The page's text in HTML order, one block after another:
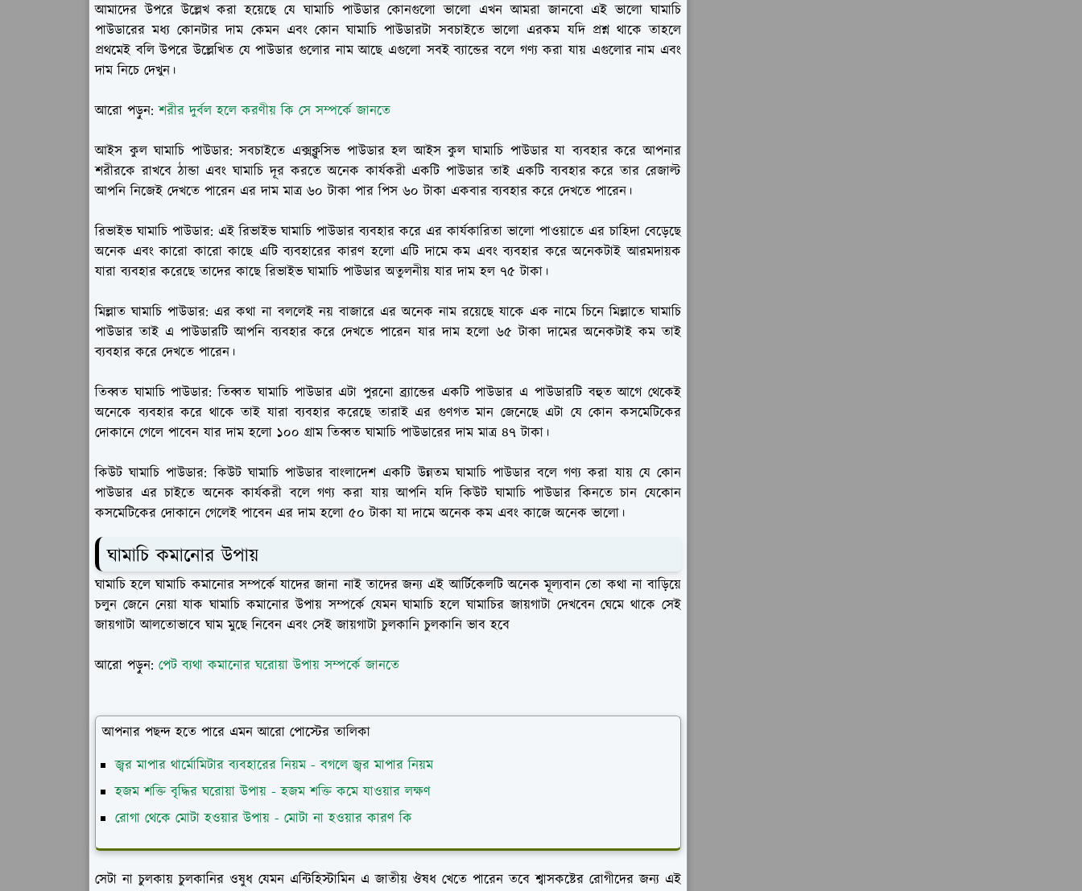
আমাদের উপরে উল্লেখ করা হয়েছে যে ঘামাচি পাউডার কোনগুলো ভালো এখন আমরা জানবো এই ভালো ঘামাচি
পাউডারের মধ্য কোনটার দাম কেমন এবং কোন ঘামাচি পাউডারটা সবচাইতে ভালো এরকম যদি প্রশ্ন থাকে তাহলে
প্রথমেই বলি উপরে উল্লেখিত যে পাউডার গুলোর নাম আছে এগুলো সবই ব্যান্ডের বলে গণ্য করা যায় এগুলোর নাম এবং
দাম নিচে দেখুন।
আরো পড়ুন:শরীর দুর্বল হলে করণীয় কি সে সম্পর্কে জানতে
আইস কুল ঘামাচি পাউডার: সবচাইতে এক্সক্লুসিভ পাউডার হল আইস কুল ঘামাচি পাউডার যা ব্যবহার করে আপনার
শরীরকে রাখবে ঠান্ডা এবং ঘামাচি দূর করতে অনেক কার্যকরী একটি পাউডার তাই একটি ব্যবহার করে তার রেজাল্ট
আপনি নিজেই দেখতে পারেন এর দাম মাত্র ৬০ টাকা পার পিস ৬০ টাকা একবার ব্যবহার করে দেখতে পারেন।
রিভাইভ ঘামাচি পাউডার: এই রিভাইভ ঘামাচি পাউডার ব্যবহার করে এর কার্যকারিতা ভালো পাওয়াতে এর চাহিদা বেড়েছে
অনেক এবং কারো কারো কাছে এটি ব্যবহারের কারণ হলো এটি দামে কম এবং ব্যবহার করে অনেকটাই আরমদায়ক
যারা ব্যবহার করেছে তাদের কাছে রিভাইভ ঘামাচি পাউডার অতুলনীয় যার দাম হল ৭৫ টাকা।
মিল্লাত ঘামাচি পাউডার: এর কথা না বললেই নয় বাজারে এর অনেক নাম রয়েছে যাকে এক নামে চিনে মিল্লাতে ঘামাচি
পাউডার তাই এ পাউডারটি আপনি ব্যবহার করে দেখতে পারেন যার দাম হলো ৬৫ টাকা দামের অনেকটাই কম তাই
ব্যবহার করে দেখতে পারেন।
তিব্বত ঘামাচি পাউডার: তিব্বত ঘামাচি পাউডার এটা পুরনো ব্র্যান্ডের একটি পাউডার এ পাউডারটি বহুত আগে থেকেই
অনেকে ব্যবহার করে থাকে তাই যারা ব্যবহার করেছে তারাই এর গুণগত মান জেনেছে এটা যে কোন কসমেটিকের
দোকানে গেলে পাবেন যার দাম হলো ১০০ গ্রাম তিব্বত ঘামাচি পাউডারের দাম মাত্র ৪৭ টাকা।
কিউট ঘামাচি পাউডার: কিউট ঘামাচি পাউডার বাংলাদেশ একটি উন্নতম ঘামাচি পাউডার বলে গণ্য করা যায় যে কোন
পাউডার এর চাইতে অনেক কার্যকরী বলে গণ্য করা যায় আপনি যদি কিউট ঘামাচি পাউডার কিনতে চান যেকোন
কসমেটিকের দোকানে গেলেই পাবেন এর দাম হলো ৫০ টাকা যা দামে অনেক কম এবং কাজে অনেক ভালো।
ঘামাচি কমানোর উপায়
ঘামাচি হলে ঘামাচি কমানোর সম্পর্কে যাদের জানা নাই তাদের জন্য এই আর্টিকেলটি অনেক মূল্যবান তো কথা না বাড়িয়ে
চলুন জেনে নেয়া যাক ঘামাচি কমানোর উপায় সম্পর্কে যেমন ঘামাচি হলে ঘামাচির জায়গাটা দেখবেন ঘেমে থাকে সেই
জায়গাটা আলতোভাবে ঘাম মুছে নিবেন এবং সেই জায়গাটা চুলকানি চুলকানি ভাব হবে
আরো পড়ুন: পেট ব্যথা কমানোর ঘরোয়া উপায় সম্পর্কে জানতে
আপনার পছন্দ হতে পারে এমন আরো পোস্টের তালিকা
জ্বর মাপার থার্মোমিটার ব্যবহারের নিয়ম - বগলে জ্বর মাপার নিয়ম
হজম শক্তি বৃদ্ধির ঘরোয়া উপায় - হজম শক্তি কমে যাওয়ার লক্ষণ
রোগা থেকে মোটা হওয়ার উপায় - মোটা না হওয়ার কারণ কি
সেটা না চুলকায় চুলকানির ওষুধ যেমন এন্টিহিস্টামিন এ জাতীয় ঔষধ খেতে পারেন তবে শ্বাসকষ্টের রোগীদের জন্য এই